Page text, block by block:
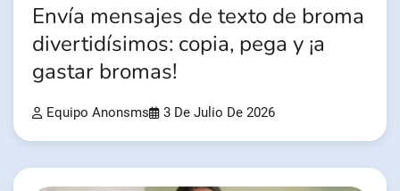
Envía mensajes de texto de broma
divertidísimos: copia, pega y ¡a
gastar bromas!
Equipo Anonsms 3 De Julio De 2026